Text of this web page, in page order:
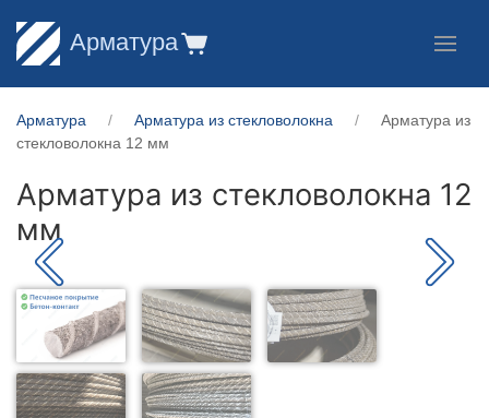
Арматура
Арматура Арматура из стекловолокна
Арматура из
стекловолокна 12 мм
Арматура из стекловолокна 12
мм